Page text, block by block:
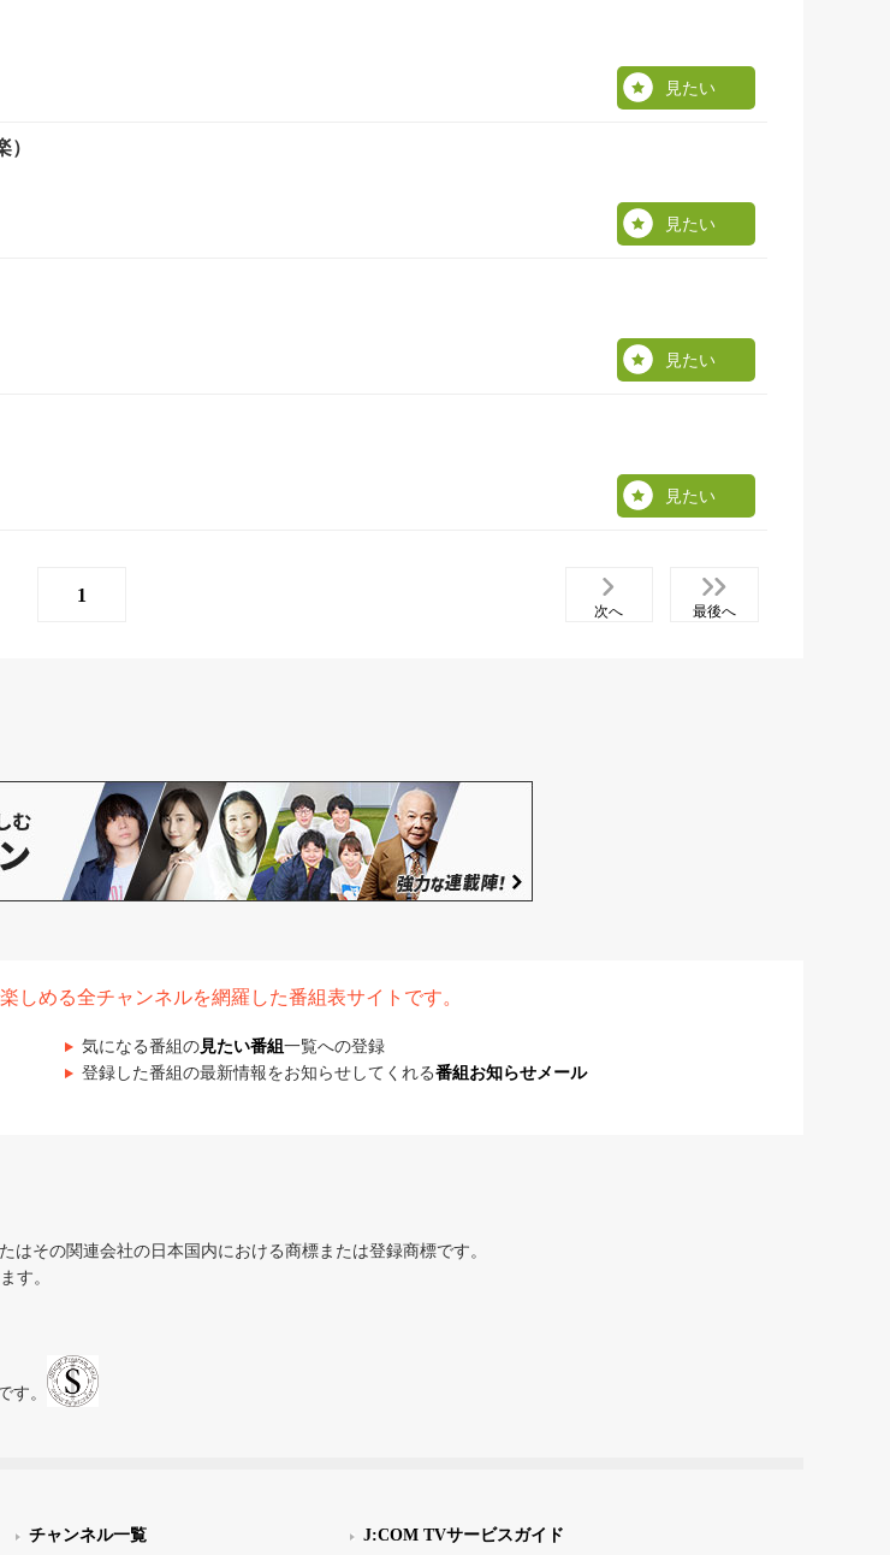
見たい
見たい
見たい
見たい
1
次へ 最後へ
しめる全チャンネルを網羅した番組表サイトです。
気になる番組の見たい番組 一覧への登録
登録した番組の最新情報をお知らせしてくれる番組お知らせメール
はその関連会社の日本国内における商標または登録商標です。
す。
す。
チャンネル一覧 J:COM TVサービスガイド